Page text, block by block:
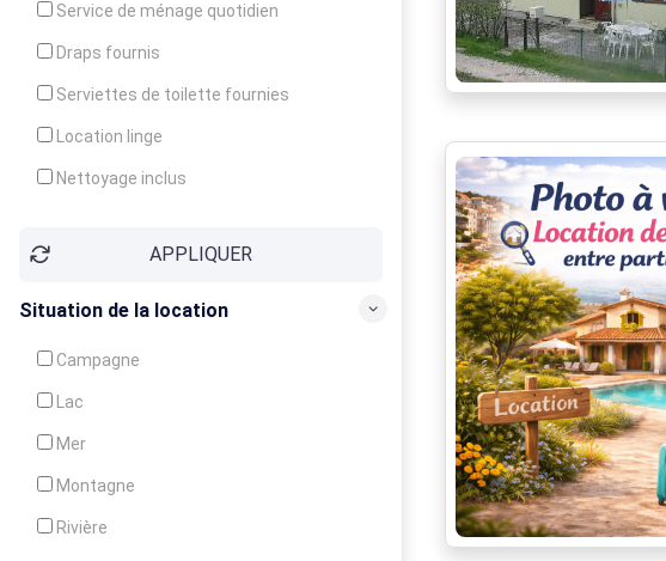
Service de ménage quotidien
Draps fournis
Serviettes de toilette fournies
Location linge
Nettoyage inclus
Garde d'enfants
Crèche
APPLIQUER
Situation de la location
Campagne
Lac
Mer
Montagne
Rivière